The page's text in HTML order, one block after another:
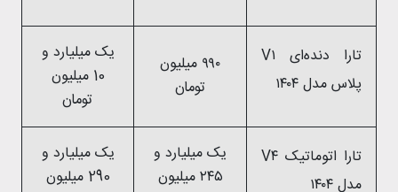
تارا دنده‌ای V۱
پلاس مدل ۱۴۰۴
۹۹۰ میلیون
تومان
یک میلیارد و
10 میلیون
تومان
تارا اتوماتیک V۴
مدل ۱۴۰۴
یک میلیارد و
۲۴۵ میلیون
یک میلیارد و
290 میلیون